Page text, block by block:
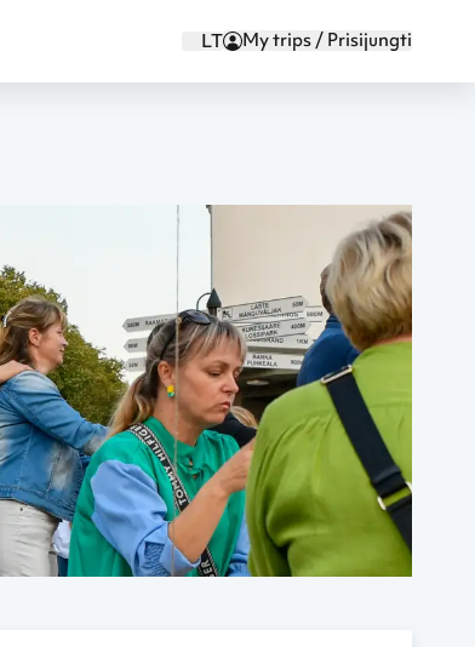
LT My trips / Prisijungti